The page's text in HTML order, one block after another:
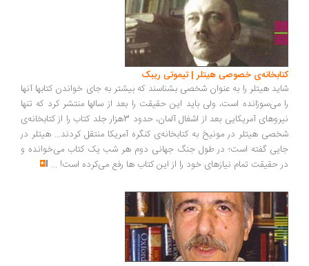
کتابخانه‌ی خصوصی هیتلر | تیموتی ریبک
شاید هیتلر را به عنوان شخصی بشناسند که بیشتر به جای خواندن کتابها آنها
را می‌سوزانده است، ولی باید این حقیقت را بعد از سالها منتشر کرد که تنها
نیروهای آمریکایی بعد از اشغال آلمان، حدود 3هزار جلد کتاب را از کتابخانه‌ی
شخصی هیتلر در مونیخ به کتابخانه‌ی کنگره آمریکا منتقل کردند... هیتلر در
جایی گفته است؛ در طول جنگ جهانی دوم هر شب یک کتاب می‌خوانده و
در حقیقت تمام نیازهای خود را از این کتاب ها رفع می‌کرده است! ...